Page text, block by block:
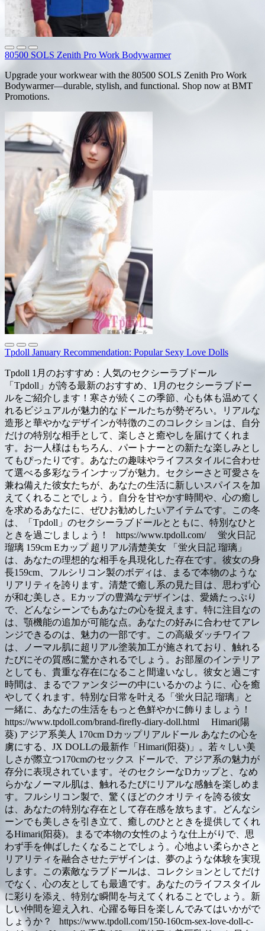
80500 SOLS Zenith Pro Work Bodywarmer
Upgrade your workwear with the 80500 SOLS Zenith Pro Work
Bodywarmer—durable, stylish, and functional. Shop now at BMT
Promotions.
Tpdoll January Recommendation: Popular Sexy Love Dolls
Tpdoll 1月のおすすめ：人気のセクシーラブドール
「Tpdoll」が誇る最新のおすすめ、1月のセクシーラブドー
ルをご紹介します！寒さが続くこの季節、心も体も温めてく
れるビジュアルが魅力的なドールたちが勢ぞろい。リアルな
造形と華やかなデザインが特徴のこのコレクションは、自分
だけの特別な相手として、楽しさと癒やしを届けてくれま
す。お一人様はもちろん、パートナーとの新たな楽しみとし
てもぴったりです。あなたの趣味やライフスタイルに合わせ
て選べる多彩なラインナップが魅力。セクシーさと可愛さを
兼ね備えた彼女たちが、あなたの生活に新しいスパイスを加
えてくれることでしょう。自分を甘やかす時間や、心の癒し
を求めるあなたに、ぜひお勧めしたいアイテムです。この冬
は、「Tpdoll」のセクシーラブドールとともに、特別なひと
ときを過ごしましょう！ https://www.tpdoll.com/ 蛍火日記
瑠璃 159cm Eカップ 超リアル清楚美女 「蛍火日記 瑠璃」
は、あなたの理想的な相手を具現化した存在です。彼女の身
長159cm、フルシリコン製のボディは、まるで本物のような
リアリティを誇ります。清楚で癒し系の見た目は、思わず心
が和む美しさ。Eカップの豊満なデザインは、愛嬌たっぷり
で、どんなシーンでもあなたの心を捉えます。特に注目なの
は、顎機能の追加が可能な点。あなたの好みに合わせてアレ
ンジできるのは、魅力の一部です。この高級ダッチワイフ
は、ノーマル肌に超リアル塗装加工が施されており、触れる
たびにその質感に驚かされるでしょう。お部屋のインテリア
としても、貴重な存在になること間違いなし。彼女と過ごす
時間は、まるでファンタジーの中にいるかのように、心を癒
やしてくれます。特別な日常を叶える「蛍火日記 瑠璃」と
一緒に、あなたの生活をもっと色鮮やかに飾りましょう！
https://www.tpdoll.com/brand-firefly-diary-doll.html Himari(陽
葵) アジア系美人 170cm Dカップリアルドール あなたの心を
虜にする、JX DOLLの最新作「Himari(阳葵)」。若々しい美
しさが際立つ170cmのセックス ドールで、アジア系の魅力が
存分に表現されています。そのセクシーなDカップと、なめ
らかなノーマル肌は、触れるたびにリアルな感触を楽しめま
す。フルシリコン製で、驚くほどのクオリティを誇る彼女
は、あなたの特別な存在として存在感を放ちます。どんなシ
ーンでも美しさを引き立て、癒しのひとときを提供してくれ
るHimari(阳葵)。まるで本物の女性のような仕上がりで、思
わず手を伸ばしたくなることでしょう。心地よい柔らかさと
リアリティを融合させたデザインは、夢のような体験を実現
します。この素敵なラブドールは、コレクションとしてだけ
でなく、心の友としても最適です。あなたのライフスタイル
に彩りを添え、特別な瞬間を与えてくれることでしょう。新
しい仲間を迎え入れ、心躍る毎日を楽しんでみてはいかがで
しょうか？ https://www.tpdoll.com/150-160cm-sex-love-doll-c-